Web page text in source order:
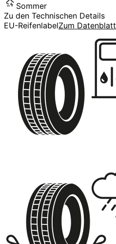
Sommer
Zu den Technischen Details
EU-ReifenlabelZum Datenblatt